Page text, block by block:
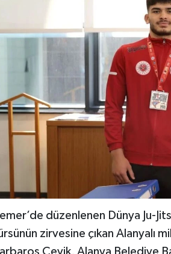
düzenlenen Dünya Ju-
zirvesine çıkan Alanyalı
Çevik, Alanya Belediye